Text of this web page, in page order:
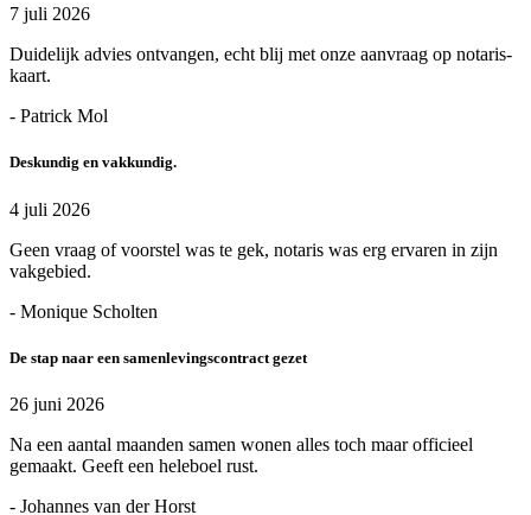
7 juli 2026
Duidelijk advies ontvangen, echt blij met onze aanvraag op notaris-
kaart.
- Patrick Mol
Deskundig en vakkundig.
4 juli 2026
Geen vraag of voorstel was te gek, notaris was erg ervaren in zijn
vakgebied.
- Monique Scholten
De stap naar een samenlevingscontract gezet
26 juni 2026
Na een aantal maanden samen wonen alles toch maar officieel
gemaakt. Geeft een heleboel rust.
- Johannes van der Horst